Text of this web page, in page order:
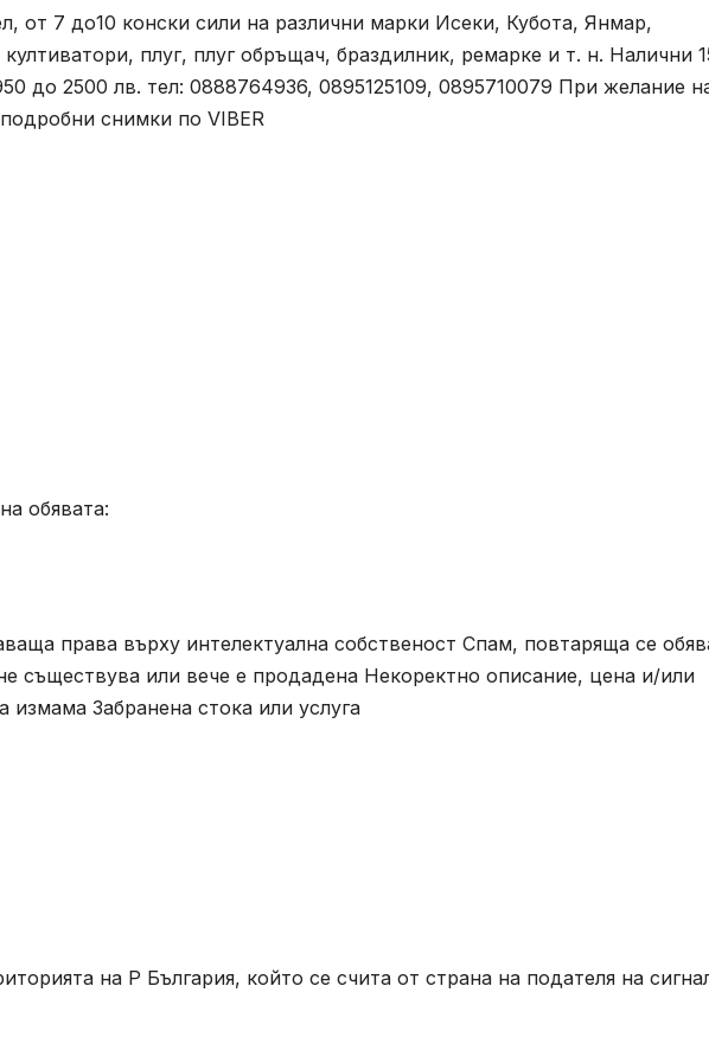
от 7 до10 конски сили на различни марки Исеки, Кубота, Янмар,
плуг, плуг обръщач, браздилник, ремарке и т. н. Налични
до 2500 лв. тел: 0888764936, 0895125109, 0895710079 При желание
снимки по VIBER
обявата:
права върху интелектуална собственост Спам, повтаряща се
съществува или вече е продадена Некоректно описание, цена и/или
Забранена стока или услуга
на Р България, който се счита от страна на подателя на